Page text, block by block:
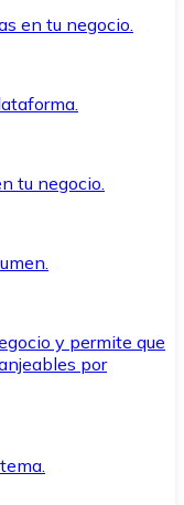
en tu negocio.
tu negocio.
y permite que
por